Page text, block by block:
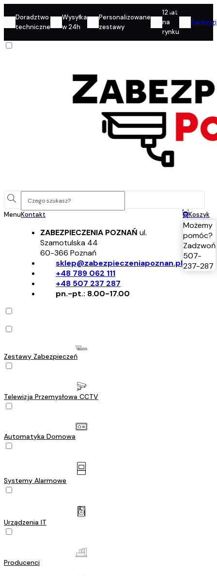
Doradztwo
techniczne
Wysyłka
w 24h
Personalizowane
zestawy
12 lat
na
rynku
Rankingi
MenuKontakt
ZABEZPIECZENIA POZNAŃ ul.
Szamotulska 44
60-366 Poznań
sklep@zabezpieczeniapoznan.pl
+48 789 062 111
+48 507 237 287
pn.-pt.: 8.00-17.00
Konto
0Koszyk
Możemy
pomóc?
Zadzwoń
507-
237-287
Zestawy Zabezpieczeń
Telewizja Przemysłowa CCTV
Automatyka Domowa
Systemy Alarmowe
Urządzenia IT
Producenci